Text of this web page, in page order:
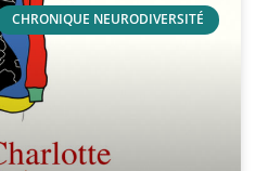
CHRONIQUE NEURODIVERSITÉ